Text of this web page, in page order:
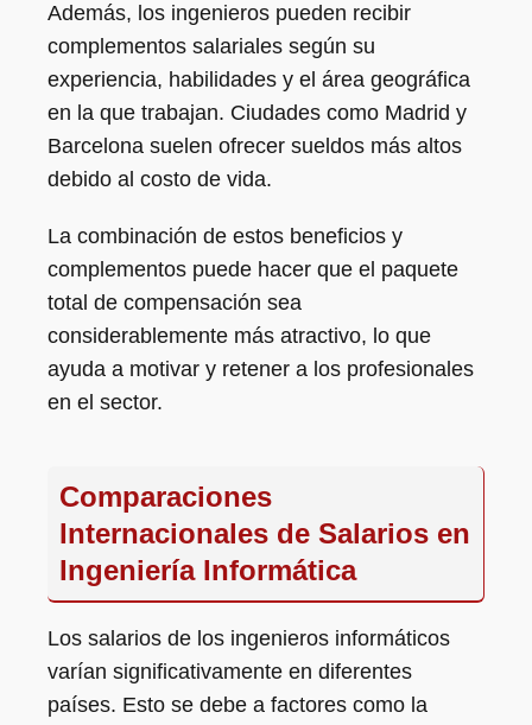
Además, los ingenieros pueden recibir
complementos salariales según su
experiencia, habilidades y el área geográfica
en la que trabajan. Ciudades como Madrid y
Barcelona suelen ofrecer sueldos más altos
debido al costo de vida.
La combinación de estos beneficios y
complementos puede hacer que el paquete
total de compensación sea
considerablemente más atractivo, lo que
ayuda a motivar y retener a los profesionales
en el sector.
Comparaciones
Internacionales de Salarios en
Ingeniería Informática
Los salarios de los ingenieros informáticos
varían significativamente en diferentes
países. Esto se debe a factores como la